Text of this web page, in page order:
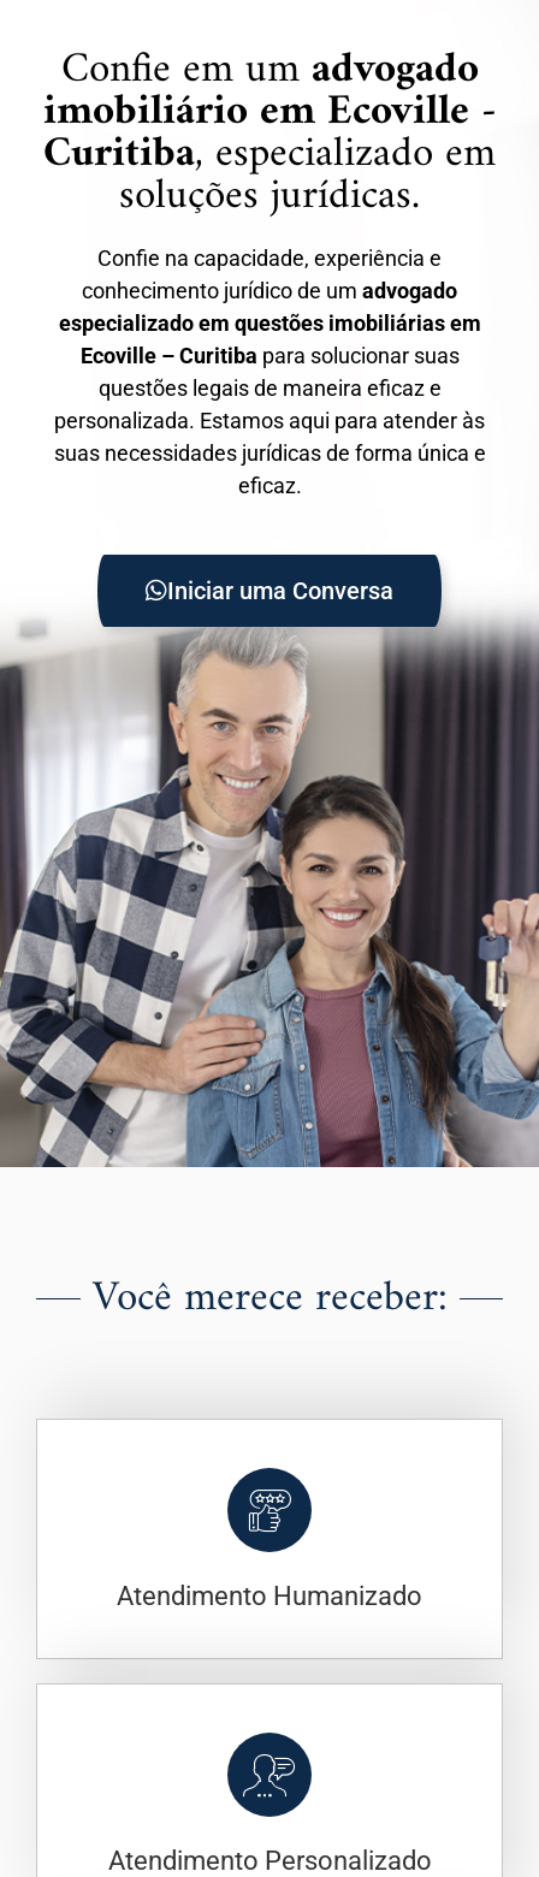
Confie em umadvogado
imobiliário em Ecoville -
Curitiba, especializado em
soluções jurídicas.
Confie na capacidade, experiência e
conhecimento jurídico de um advogado
especializado em questões imobiliárias em
Ecoville – Curitiba para solucionar suas
questões legais de maneira eficaz e
personalizada. Estamos aqui para atender às
suas necessidades jurídicas de forma única e
eficaz.
Iniciar uma Conversa
Você merece receber:
Atendimento Humanizado
Atendimento Personalizado